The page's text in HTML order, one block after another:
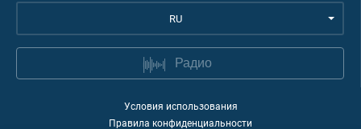
RU
Радио
Условия использования
Правила конфиденциальности